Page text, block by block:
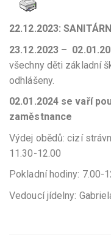
22.12.2023:
23.12.2023 –
všechny děti základní
odhlášeny.
02.01.2024 se vaří
zaměstnance
Výdej obědů: cizí
11.30-12.00
Pokladní hodiny: 7.00-
Vedoucí jídelny: